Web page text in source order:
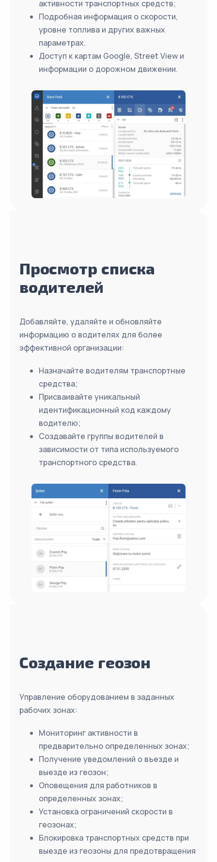
активности транспортных средств;
Подробная информация о скорости,
уровне топлива и других важных
параметрах.
Доступ к картам Google, Street View и
информации о дорожном движении.
Просмотр списка
водителей
Добавляйте, удаляйте и обновляйте
информацию о водителях для более
эффективной организации:
Назначайте водителям транспортные
средства;
Присваивайте уникальный
идентификационный код каждому
водителю;
Создавайте группы водителей в
зависимости от типа используемого
транспортного средства.
Создание геозон
Управление оборудованием в заданных
рабочих зонах:
Мониторинг активности в
предварительно определенных зонах;
Получение уведомлений о въезде и
выезде из геозон;
Оповещения для работников в
определенных зонах;
Установка ограничений скорости в
геозонах;
Блокировка транспортных средств при
выезде из геозоны для предотвращения